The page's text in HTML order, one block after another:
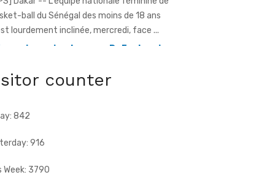
lourdement inclinée, mercredi, face ...
anniversaire du pays - Dr Euphrasie
À 72 heures de la célébration du
Dr Euphrasie N'Guessan, vice-présidente
counter
842
916
Week: 3790